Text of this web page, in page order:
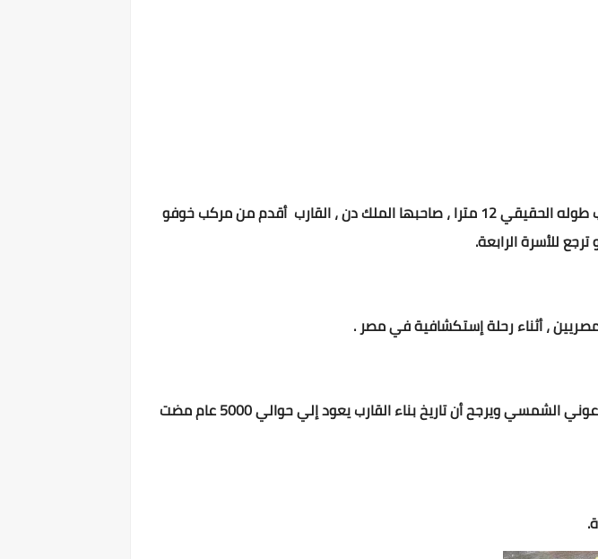
مركب"أبو رواش" أقدم مركب في التاريخ وترجع لـ5000سنة، وهي عبارة عن قارب طوله الحقيقي 12 مترا ، صاحبها الملك دن ، القارب أقدم من مركب خوفو
رحلة إستكشافية في مصر .
وقد أبهر الإكتشاف وأثار دهشة علماء الآثار الفرنسيون حين عثر علي القارب الفرعوني الشمسي ويرجح أن تاريخ بناء القارب يعود إلي حوالي 5000 عام مضت